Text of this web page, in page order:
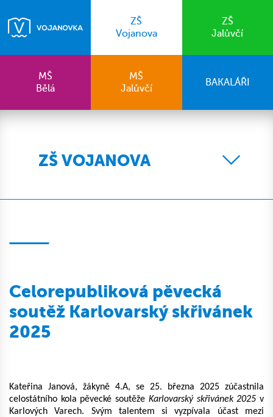
ZŠ
Vojanova
ZŠ
Jalůvčí
MŠ
Bělá
MŠ
Jalůvčí
BAKALÁŘI
ZŠ VOJANOVA
Celorepubliková pěvecká
soutěž Karlovarský skřivánek
2025
Kateřina Janová, žákyně 4.A, se 25. března 2025 zúčastnila
celostátního kola pěvecké soutěže Karlovarský skřivánek 2025 v
Karlových Varech. Svým talentem si vyzpívala účast mezi